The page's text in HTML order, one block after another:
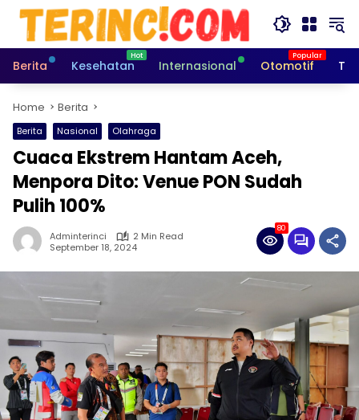
Skip
content
Berita
Kesehatan Internasional Otomotif
Home Berita
Berita Nasional Olahraga
Cuaca Ekstrem Hantam Aceh,
Menpora Dito: Venue PON Sudah
Pulih 100%
Adminterinci
2 Min Read
September 18, 2024
80